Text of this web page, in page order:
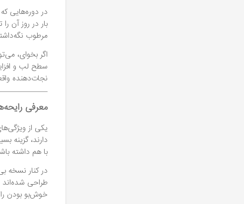
در دوره‌هایی
بار در روز آن
مرطوب
اگر بخوای،
سطح لب و
نجات‌دهنده
معرفی
یکی از
دارند، گزینه
با هم داشته
در کنار نسخه
طراحی شده‌اند
خوش‌بو بودن